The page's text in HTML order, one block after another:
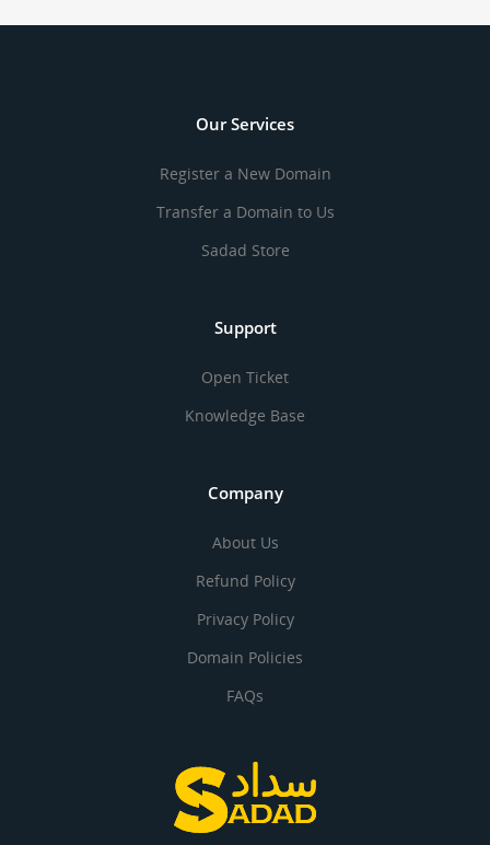
Our Services
Register a New Domain
Transfer a Domain to Us
Sadad Store
Support
Open Ticket
Knowledge Base
Company
About Us
Refund Policy
Privacy Policy
Domain Policies
FAQs